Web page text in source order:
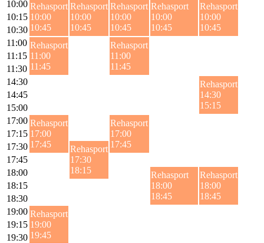
10:00 Rehasport
10:00
10:45
Rehasport
10:00
10:45
Rehasport
10:00
10:45
Rehasport
10:00
10:45
Rehasport
10:00
10:45
10:15
10:30
11:00 Rehasport
11:00
11:45
Rehasport
11:00
11:45
11:15
11:30
14:30
Rehasport
14:30
15:15
14:45
15:00
17:00 Rehasport
17:00
17:45
Rehasport
17:00
17:45
17:15
17:30
Rehasport
17:30
18:15
17:45
18:00
Rehasport
18:00
18:45
Rehasport
18:00
18:45
18:15
18:30
19:00 Rehasport
19:00
19:45
19:15
19:30